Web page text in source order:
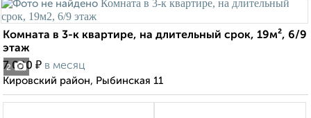
2
Комната в 3-к квартире, на длительный срок, 19м², 6/9
этаж
7 000 ₽ в месяц
Кировский район, Рыбинская 11